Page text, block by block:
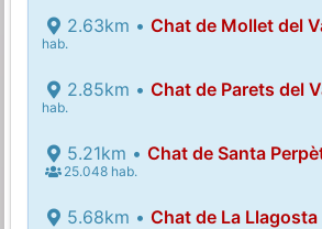
2.63km • Chat de Mollet del
hab.
2.85km • Chat de Parets del
hab.
5.21km • Chat de Santa
25.048 hab.
5.68km • Chat de La Llagosta